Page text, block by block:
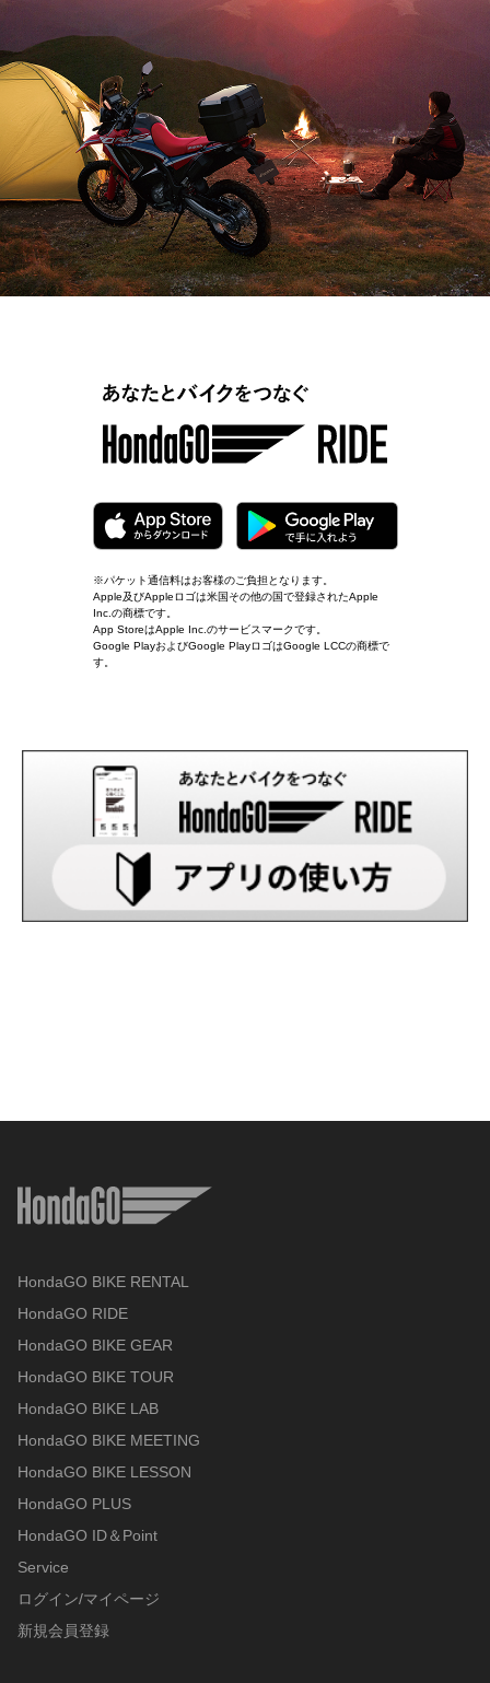
※パケット通信料はお客様のご負担となります。
Apple及びAppleロゴは米国その他の国で登録されたApple
Inc.の商標です。
App StoreはApple Inc.のサービスマークです。
Google PlayおよびGoogle PlayロゴはGoogle LCCの商標で
す。
HondaGO BIKE RENTAL
HondaGO RIDE
HondaGO BIKE GEAR
HondaGO BIKE TOUR
HondaGO BIKE LAB
HondaGO BIKE MEETING
HondaGO BIKE LESSON
HondaGO PLUS
HondaGO ID＆Point
Service
ログイン/マイページ
新規会員登録